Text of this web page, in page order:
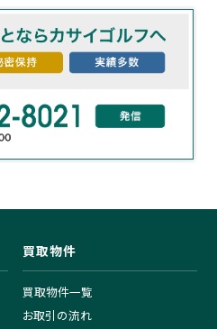
買取物件
買取物件一覧
お取引の流れ